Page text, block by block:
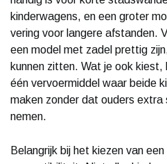
kinderwagens, en een groter
vering voor langere afstanden.
een model met zadel prettig
kunnen zitten. Wat je ook
één vervoermiddel waar beide
maken zonder dat ouders extra
nemen.
Belangrijk bij het kiezen van